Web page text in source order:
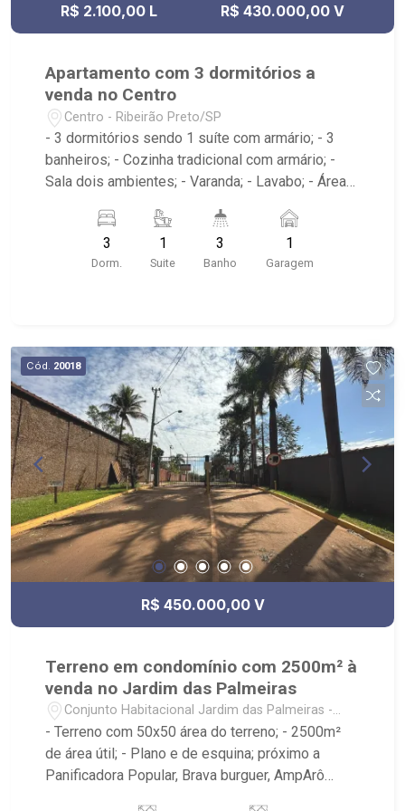
R$ 2.100,00 L R$ 430.000,00 V
Apartamento com 3 dormitórios a
venda no Centro
Centro - Ribeirão Preto/SP
- 3 dormitórios sendo 1 suíte com armário; - 3
banheiros; - Cozinha tradicional com armário; -
Sala dois ambientes; - Varanda; - Lavabo; - Área
com elevador; - Próximo ao Theatro Pedro II,
Choperia Pinguim, Praça XV de Novembro,
Restaurante Ao Carioca, E.E. Fábio Barreto
3
Dorm.
1
Suite
3
Banho
1
Garagem
Cód. 20018
R$ 450.000,00 V
Terreno em condomínio com 2500m² à
venda no Jardim das Palmeiras
Conjunto Habitacional Jardim das Palmeiras -
Ribeirão Preto/SP
- Terreno com 50x50 área do terreno; - 2500m²
de área útil; - Plano e de esquina; próximo a
Panificadora Popular, Brava burguer, AmpArô